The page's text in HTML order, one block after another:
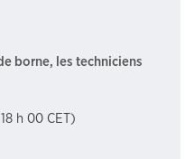
borne, les techniciens
h 00 CET)